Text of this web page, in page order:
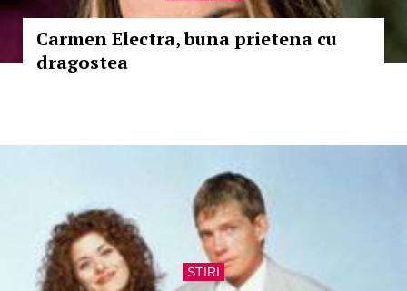
Carmen Electra, buna prietena cu
dragostea
STIRI